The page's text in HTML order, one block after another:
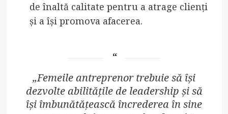
de înaltă calitate pentru a atrage clienți
și a își promova afacerea.
„Femeile antreprenor trebuie să își
dezvolte abilitățile de leadership și să
își îmbunătățească încrederea în sine